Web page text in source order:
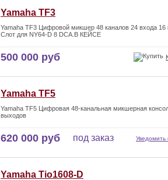
Yamaha TF3
Yamaha TF3 Цифровой микшер 48 каналов 24 входа 16
Слот для NY64-D 8 DCA.В КЕЙСЕ
500 000 руб
Yamaha TF5
Yamaha TF5 Цифровая 48-канальная микшерная
выходов
620 000 руб под заказ Уведомить
Yamaha Tio1608-D